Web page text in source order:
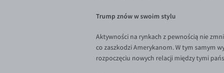
Trump znów w swoim stylu
Aktywności na rynkach z pewnością nie
co zaszkodzi Amerykanom. W tym samym
rozpoczęciu nowych relacji między tymi